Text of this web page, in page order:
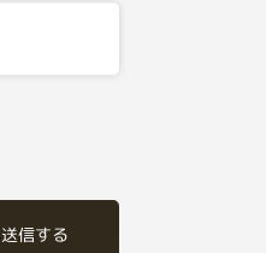
送信する